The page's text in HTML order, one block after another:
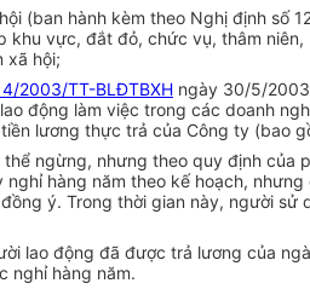
(ban hành kèm theo Nghị định
vực, đắt đỏ, chức vụ, thâm
xã hội;
2003/TT-BLĐTBXH ngày 30/5/
động làm việc trong các doanh
lương thực trả của Công ty (bao
ngừng, nhưng theo quy định
hàng năm theo kế hoạch,
ý. Trong thời gian này, người
lao động đã được trả lương của
nghỉ hàng năm.